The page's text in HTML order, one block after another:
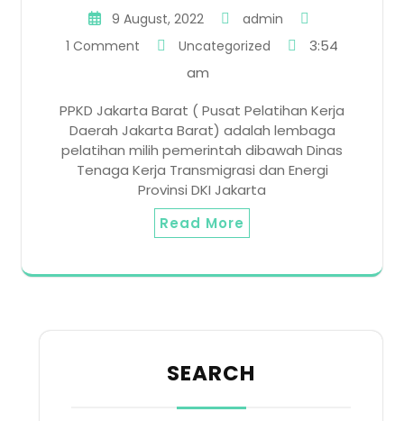
9 August, 2022
admin
1 Comment
Uncategorized
3:54
am
PPKD Jakarta Barat ( Pusat Pelatihan Kerja
Daerah Jakarta Barat) adalah lembaga
pelatihan milih pemerintah dibawah Dinas
Tenaga Kerja Transmigrasi dan Energi
Provinsi DKI Jakarta
Read More
SEARCH